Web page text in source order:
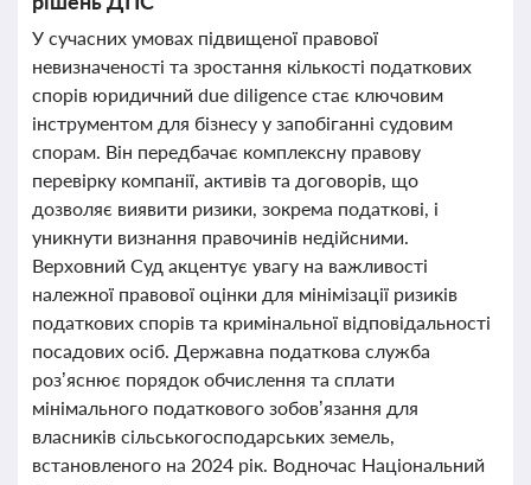
У сучасних умовах підвищеної правової
невизначеності та зростання кількості податкових
спорів юридичний due diligence стає ключовим
інструментом для бізнесу у запобіганні судовим
спорам. Він передбачає комплексну правову
перевірку компанії, активів та договорів, що
дозволяє виявити ризики, зокрема податкові, і
уникнути визнання правочинів недійсними.
Верховний Суд акцентує увагу на важливості
належної правової оцінки для мінімізації ризиків
податкових спорів та кримінальної відповідальності
посадових осіб. Державна податкова служба
роз’яснює порядок обчислення та сплати
мінімального податкового зобов’язання для
власників сільськогосподарських земель,
встановленого на 2024 рік. Водночас Національний